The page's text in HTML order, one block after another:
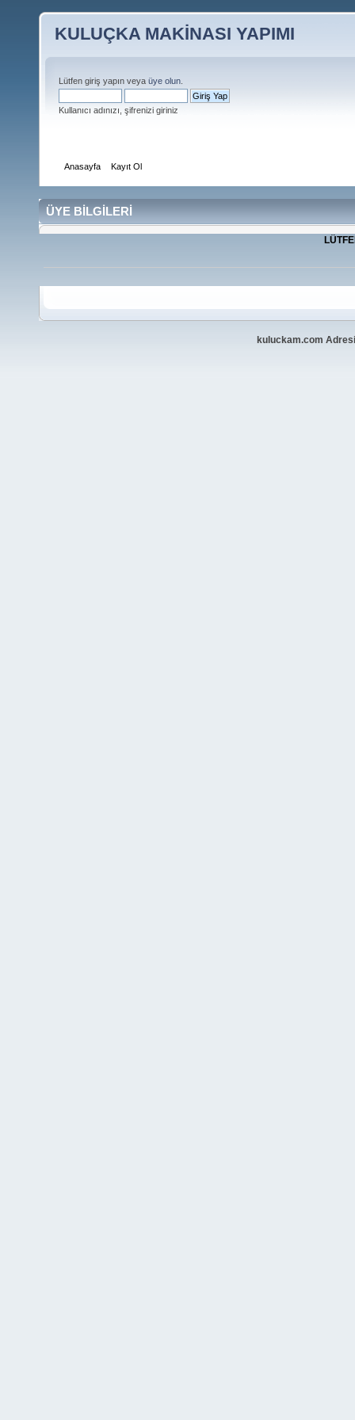
KULUÇKA MAKİNASI YAPIMI
Lütfen giriş yapın veya üye olun
Kullanıcı adınızı, şifrenizi giriniz
Anasayfa Kayıt Ol
ÜYE BİLGİLERİ
kuluckam.com